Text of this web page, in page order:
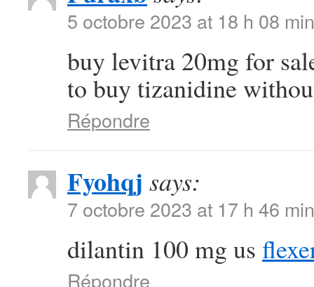
5 octobre 2023 at 18 h 08 min
buy levitra 20mg for
to buy tizanidine
Répondre
Fyohqj says:
7 octobre 2023 at 17 h 46 min
dilantin 100 mg us
Répondre